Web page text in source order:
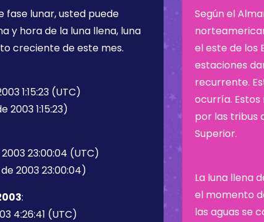
fase lunar, usted puede
y hora de la luna llena, luna
creciente de este mes.
1:15:23 (UTC)
2003 1:15:23)
23:00:04 (UTC)
2003 23:00:04)
:
4:26:41 (UTC)
Según el
el este de los
estaciones
recurrente.
ocurría. Estos
por las tribus
Superior.
La luna llena
el momento
las aguas se